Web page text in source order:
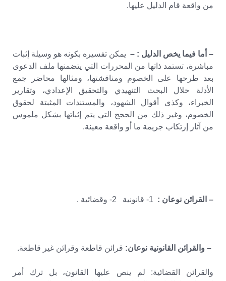
من واقعة قام الدليل عليها.
– أما فيما يخص الدليل : – يمكن تفسيره بكونه هو وسيلة إثبات
مباشرة، تستمد ذاتها من المحررات التي يتضمنها ملف الدعوى
بعد طرحها على الخصوم ومناقشتها، ومثالها محاضر جمع
الأدلة خلال البحث التنهيدي والتحقيق الإعدادي، وتقارير
الخبراء، وكذى أقوال الشهود، والمستندات المثبتة لحقوق
الخصوم، وغير ذلك من الحجج التي يتم إثباتها بشكل ملموس
من آثار إرتكاب جريمة ما أو واقعة معينة.
– القرائن نوعان :
– والقرائن القانونية نوعان: قرائن قاطعة وقرائن غير قاطعة.
والقرائن القضائية: لم ينص عليها القانون، بل ترك أمر